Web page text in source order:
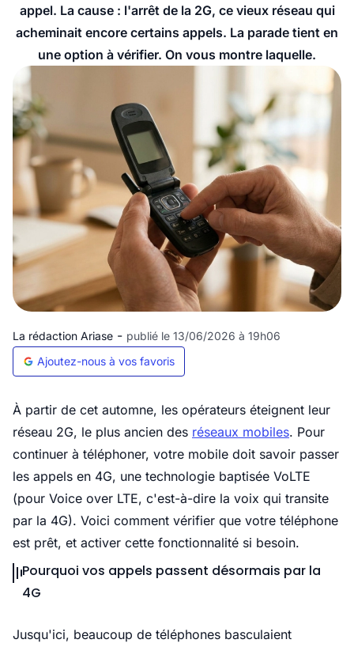
appel. La cause : l'arrêt de la 2G, ce vieux réseau qui
acheminait encore certains appels. La parade tient en
une option à vérifier. On vous montre laquelle.
La rédaction Ariase - publié le 13/06/2026 à 19h06
Ajoutez-nous à vos favoris
À partir de cet automne, les opérateurs éteignent leur
réseau 2G, le plus ancien des réseaux mobiles. Pour
continuer à téléphoner, votre mobile doit savoir passer
les appels en 4G, une technologie baptisée VoLTE
(pour Voice over LTE, c'est-à-dire la voix qui transite
par la 4G). Voici comment vérifier que votre téléphone
est prêt, et activer cette fonctionnalité si besoin.
Pourquoi vos appels passent désormais par la
4G
Jusqu'ici, beaucoup de téléphones basculaient